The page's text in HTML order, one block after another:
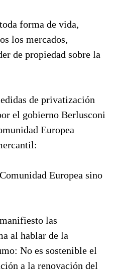
forma de vida,
los mercados,
de propiedad sobre la
de privatización
el gobierno Berlusconi
Europea
Europea sino
las
al hablar de la
No es sostenible el
a la renovación del